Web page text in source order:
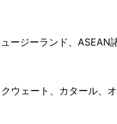
ージーランド、ASEAN
ウェート、カタール、オ